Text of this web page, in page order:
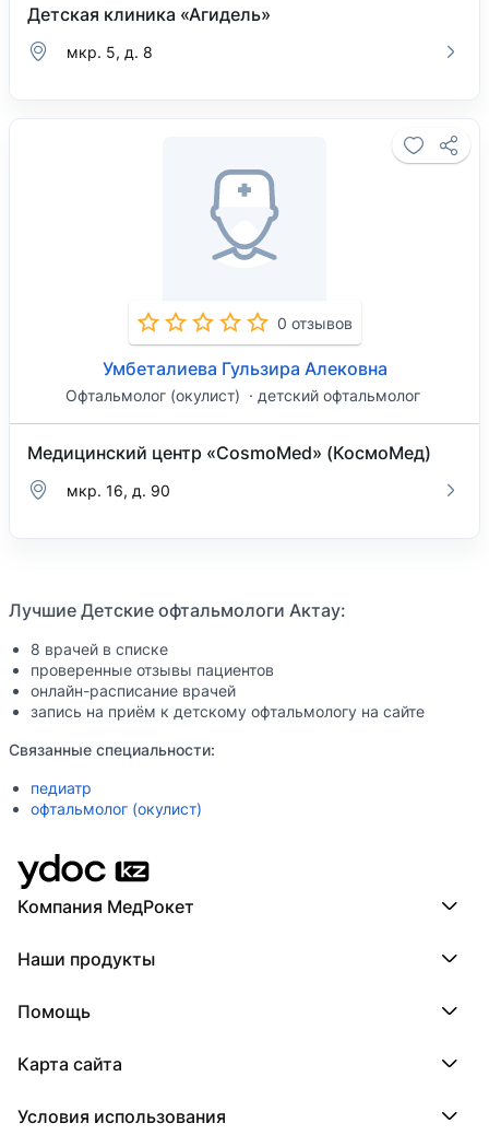
Детская клиника «Агидель»
мкр. 5, д. 8
0 отзывов
Умбеталиева Гульзира Алековна
Офтальмолог (окулист) детский офтальмолог
Медицинский центр «CosmoMed» (КосмоМед)
мкр. 16, д. 90
Лучшие Детские офтальмологи Актау:
8 врачей в списке
проверенные отзывы пациентов
онлайн-расписание врачей
запись на приём к детскому офтальмологу на сайте
Связанные специальности:
педиатр
офтальмолог (окулист)
Компания МедРокет
О YDoc
Наши продукты
ПроТаблетки
МедТочка
Помощь
Регистрация врача
Карта сайта
Регионы
Условия использования